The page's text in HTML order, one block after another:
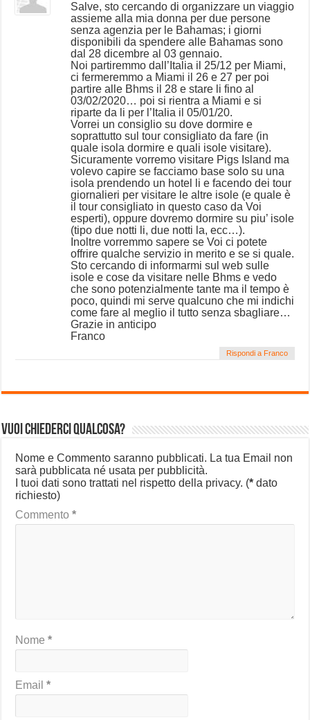
Salve, sto cercando di organizzare un viaggio
assieme alla mia donna per due persone
senza agenzia per le Bahamas; i giorni
disponibili da spendere alle Bahamas sono
dal 28 dicembre al 03 gennaio.
Noi partiremmo dall’Italia il 25/12 per Miami,
ci fermeremmo a Miami il 26 e 27 per poi
partire alle Bhms il 28 e stare li fino al
03/02/2020… poi si rientra a Miami e si
riparte da li per l’Italia il 05/01/20.
Vorrei un consiglio su dove dormire e
soprattutto sul tour consigliato da fare (in
quale isola dormire e quali isole visitare).
Sicuramente vorremo visitare Pigs Island ma
volevo capire se facciamo base solo su una
isola prendendo un hotel li e facendo dei tour
giornalieri per visitare le altre isole (e quale è
il tour consigliato in questo caso da Voi
esperti), oppure dovremo dormire su piu’ isole
(tipo due notti li, due notti la, ecc…).
Inoltre vorremmo sapere se Voi ci potete
offrire qualche servizio in merito e se si quale.
Sto cercando di informarmi sul web sulle
isole e cose da visitare nelle Bhms e vedo
che sono potenzialmente tante ma il tempo è
poco, quindi mi serve qualcuno che mi indichi
come fare al meglio il tutto senza sbagliare…
Grazie in anticipo
Franco
Rispondi a Franco
Vuoi chiederci qualcosa?
Nome e Commento saranno pubblicati. La tua Email non
sarà pubblicata né usata per pubblicità.
I tuoi dati sono trattati nel rispetto della privacy. (* dato
richiesto)
Commento*
Nome*
Email*